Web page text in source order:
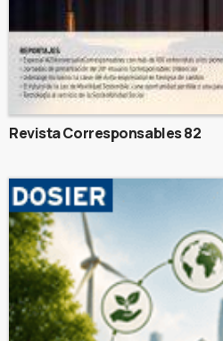
Revista Corresponsables 82